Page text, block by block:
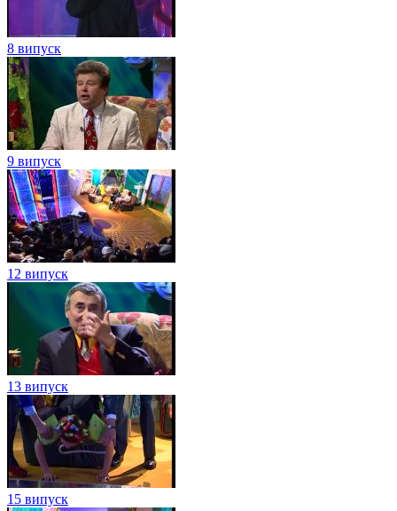
8 випуск
9 випуск
12 випуск
13 випуск
15 випуск